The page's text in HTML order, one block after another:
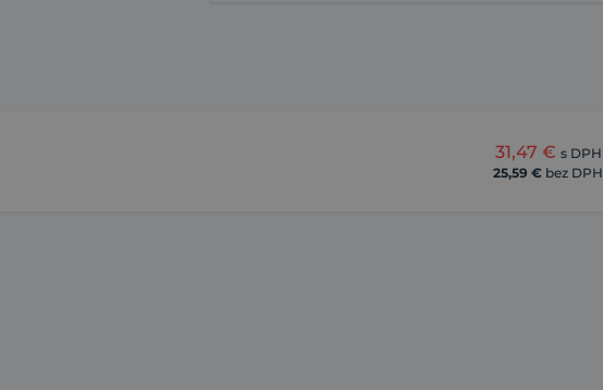
31,47 € s DPH
25,59 € bez DPH